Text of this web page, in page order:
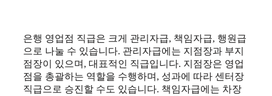
은행 영업점 직급은 크게 관리자급, 책임자급, 행원급
으로 나눌 수 있습니다. 관리자급에는 지점장과 부지
점장이 있으며, 대표적인 직급입니다. 지점장은 영업
점을 총괄하는 역할을 수행하며, 성과에 따라 센터장
직급으로 승진할 수도 있습니다. 책임자급에는 차장